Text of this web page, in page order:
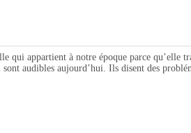
appartient à notre époque parce qu’elle
audibles aujourd’hui. Ils disent des